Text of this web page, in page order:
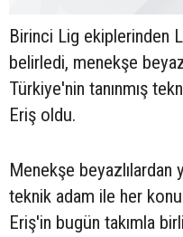
Birinci Lig ekiplerinden
belirledi, menekşe
Türkiye'nin tanınmış
Eriş oldu.
Menekşe beyazlılardan
teknik adam ile her
Eriş'in bugün takımla